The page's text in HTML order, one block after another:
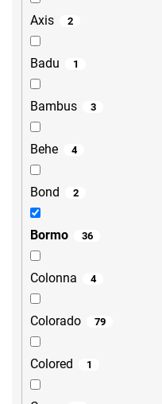
Axis 2
Badu 1
Bambus 3
Behe 4
Bond 2
Bormo 36
Colonna 4
Colorado 79
Colored 1